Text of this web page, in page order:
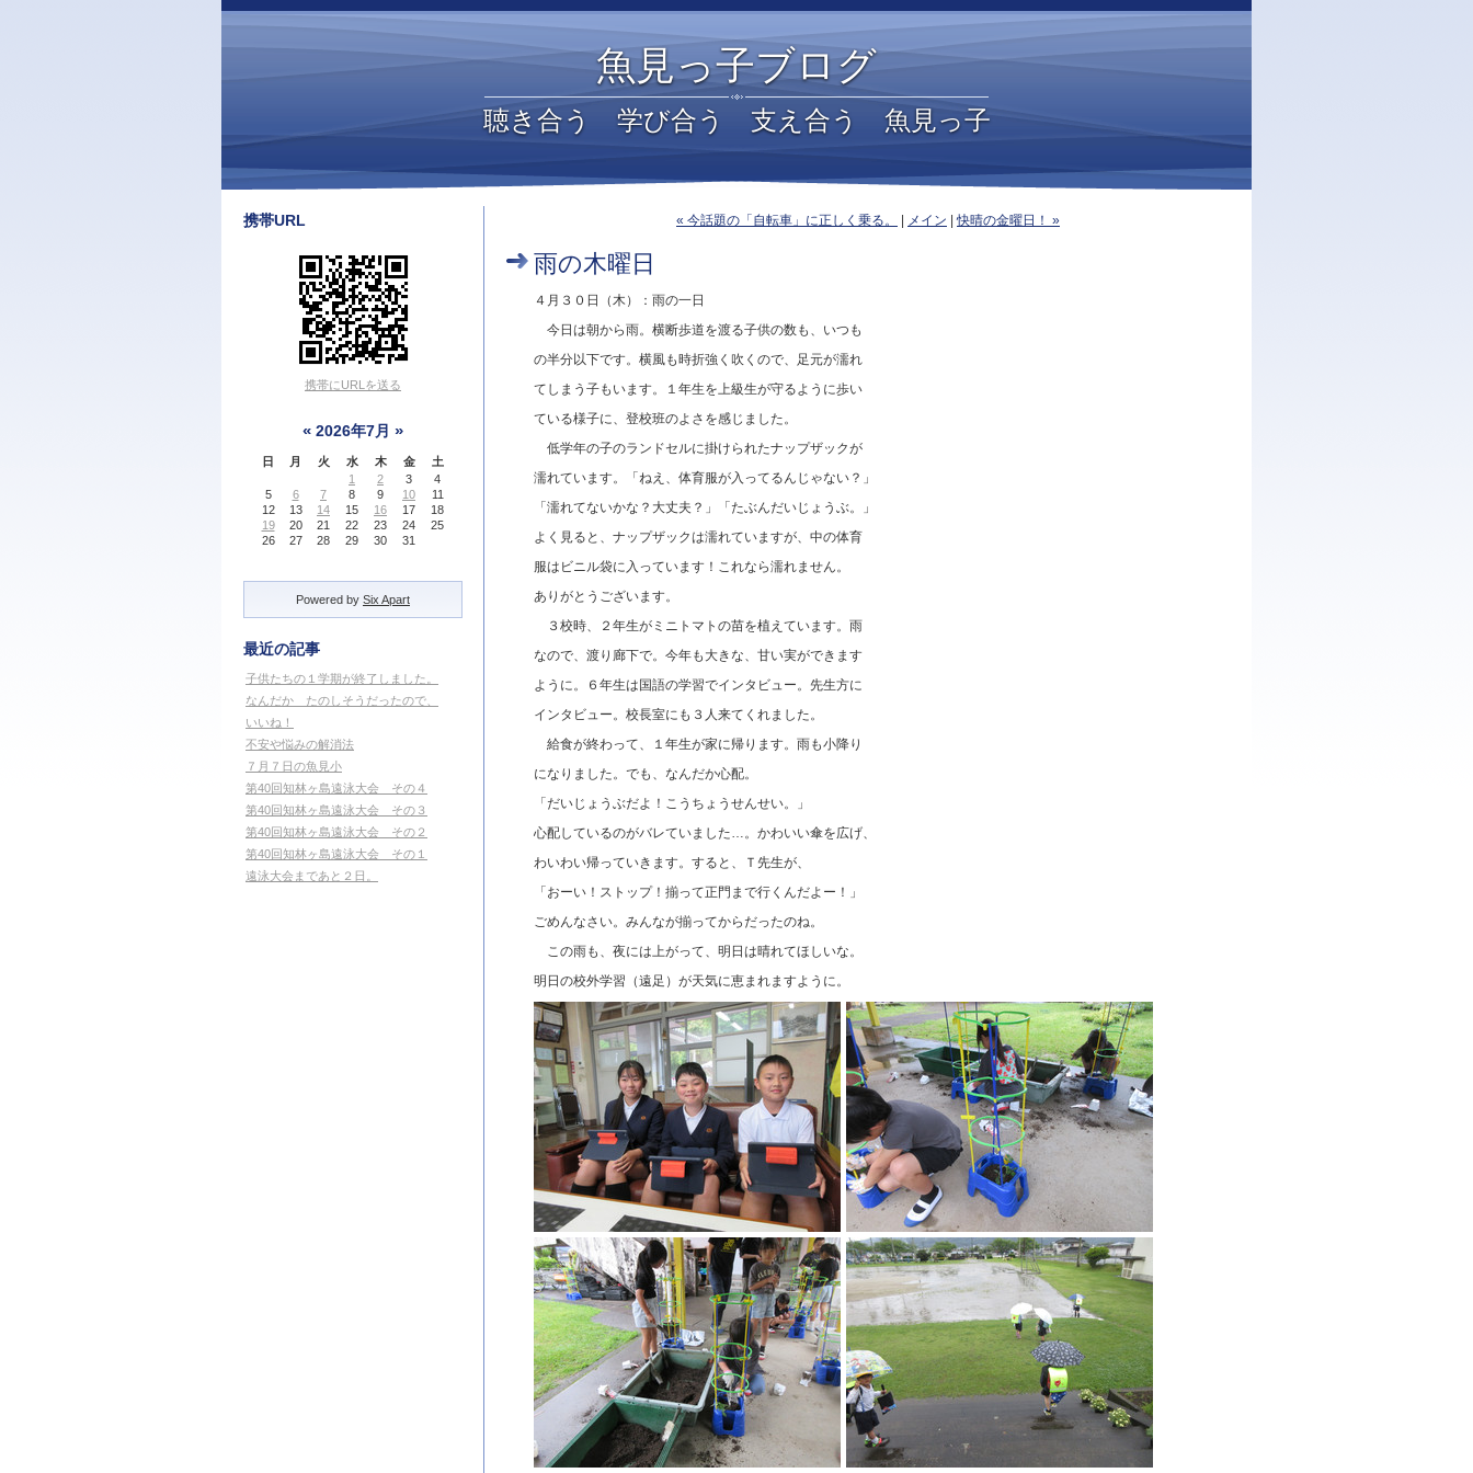
魚見っ子ブログ
聴き合う 学び合う 支え合う 魚見っ子
携帯URL
携帯にURLを送る
« 2026年7月 »
日 月 火 水 木 金
土
1
2 3
4
5
6 7 8 9 10
11
12
13 14 15 16 17
18
19
20 21 22 23 24
25
26
27 28 29 30 31
Powered by Six Apart
最近の記事
子供たちの１学期が終了しました。
なんだか たのしそうだったので、
いいね！
不安や悩みの解消法
７月７日の魚見小
第40回知林ヶ島遠泳大会 その４
第40回知林ヶ島遠泳大会 その３
第40回知林ヶ島遠泳大会 その２
第40回知林ヶ島遠泳大会 その１
遠泳大会まであと２日。
« 今話題の「自転車」に正しく乗る。 メイン |快晴の金曜日！ »
雨の木曜日
４月３０日（木）：雨の一日
今日は朝から雨。横断歩道を渡る子供の数も、いつも
の半分以下です。横風も時折強く吹くので、足元が濡れ
てしまう子もいます。１年生を上級生が守るように歩い
ている様子に、登校班のよさを感じました。
低学年の子のランドセルに掛けられたナップザックが
濡れています。「ねえ、体育服が入ってるんじゃない？」
「濡れてないかな？大丈夫？」「たぶんだいじょうぶ。」
よく見ると、ナップザックは濡れていますが、中の体育
服はビニル袋に入っています！これなら濡れません。
ありがとうございます。
３校時、２年生がミニトマトの苗を植えています。雨
なので、渡り廊下で。今年も大きな、甘い実ができます
ように。６年生は国語の学習でインタビュー。先生方に
インタビュー。校長室にも３人来てくれました。
給食が終わって、１年生が家に帰ります。雨も小降り
になりました。でも、なんだか心配。
「だいじょうぶだよ！こうちょうせんせい。」
心配しているのがバレていました…。かわいい傘を広げ、
わいわい帰っていきます。すると、Ｔ先生が、
「おーい！ストップ！揃って正門まで行くんだよー！」
ごめんなさい。みんなが揃ってからだったのね。
この雨も、夜には上がって、明日は晴れてほしいな。
明日の校外学習（遠足）が天気に恵まれますように。